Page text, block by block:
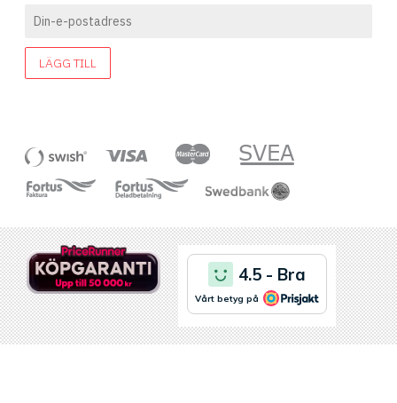
LÄGG TILL